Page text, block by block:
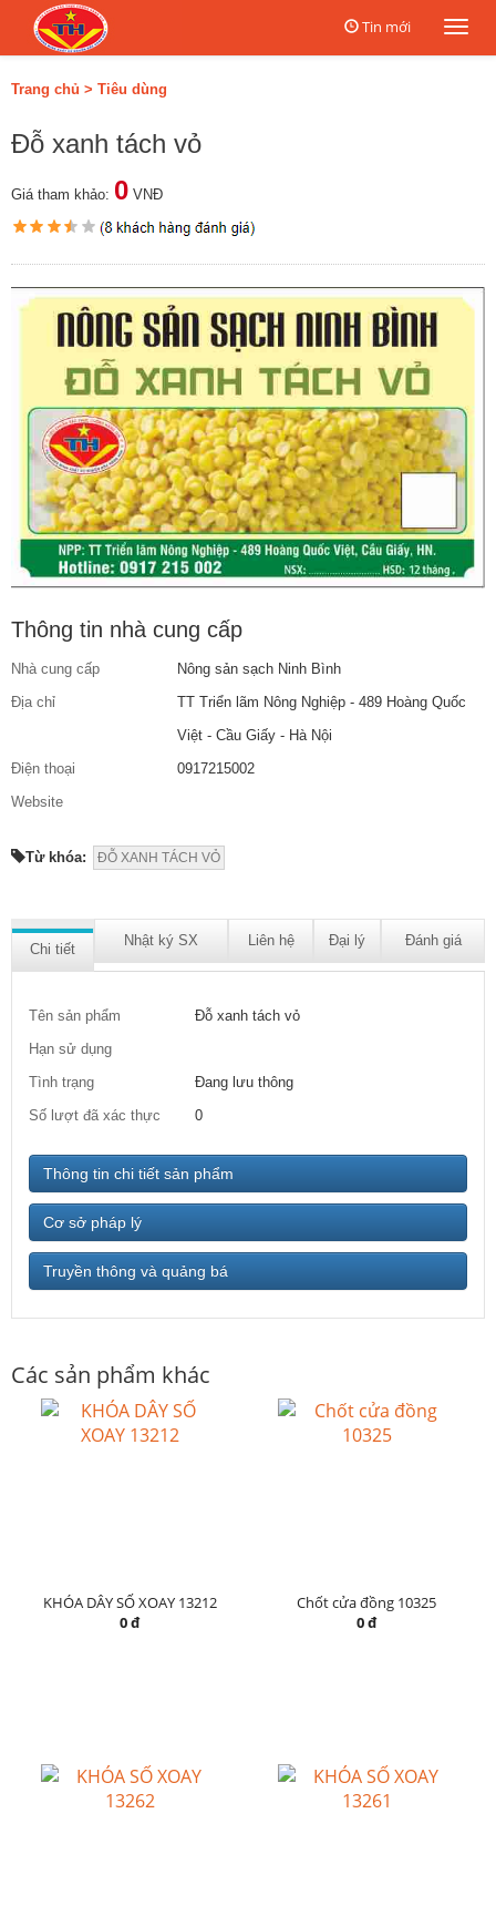
Tin mới
Trang chủ > Tiêu dùng
Đỗ xanh tách vỏ
Giá tham khảo: 0 VNĐ
Thông tin nhà cung cấp
Nhà cung cấp
Nông sản sạch Ninh Bình
Địa chỉ
TT Triển lãm Nông Nghiệp - 489 Hoàng Quốc
Việt - Cầu Giấy - Hà Nội
Điện thoại
0917215002
Website
Từ khóa: ĐỖ XANH TÁCH VỎ
Chi tiết
Nhật ký SX Liên hệ Đại lý Đánh giá
Tên sản phẩm
Đỗ xanh tách vỏ
Hạn sử dụng
Tình trạng
Đang lưu thông
Số lượt đã xác thực
0
Thông tin chi tiết sản phẩm
Cơ sở pháp lý
Truyền thông và quảng bá
Các sản phẩm khác
KHÓA DÂY SỐ XOAY 13212
0 đ
Chốt cửa đồng 10325
0 đ